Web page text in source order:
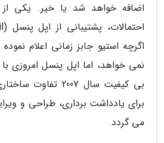
اضافه خواهد شد یا خیر. یکی
اگرچه استیو جابز زمانی اعلام
نمی خواهد، اما اپل پنسل امروزی
بی کیفیت سال 2007
برای یادداشت برداری، طراحی و
می گردد.